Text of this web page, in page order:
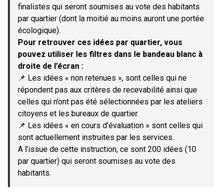
finalistes qui seront soumises au vote des habitants
par quartier (dont la moitié au moins auront une portée
écologique).
Pour retrouver ces idées par quartier, vous
pouvez utiliser les filtres dans le bandeau blanc à
droite de l’écran :
📌 Les idées « non retenues », sont celles qui ne
répondent pas aux critères de recevabilité ainsi que
celles qui n’ont pas été sélectionnées par les ateliers
citoyens et les bureaux de quartier.
📌 Les idées « en cours d’évaluation » sont celles qui
sont actuellement instruites par les services.
A l’issue de cette instruction, ce sont 200 idées (10
par quartier) qui seront soumises au vote des
habitants.